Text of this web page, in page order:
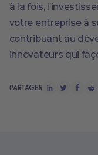
à la fois,
votre entreprise à
contribuant au
innovateurs qui
PARTAGER